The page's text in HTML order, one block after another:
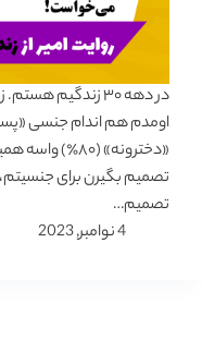
در دهه ۳۰ زندگیم
«دخترونه»
تصمیم بگیرن برای
تصمیم…
4 نوامبر, 2023